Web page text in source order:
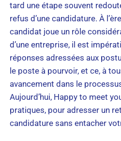
tard une étape souvent
refus d’une candidature. À
candidat joue un rôle
d’une entreprise, il est
réponses adressées aux
le poste à pourvoir, et ce, à
avancement dans le
Aujourd’hui, Happy to meet
pratiques, pour adresser un
candidature sans entacher